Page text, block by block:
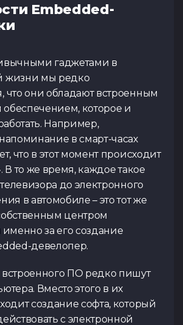
Embedded-
гаджетами в
жизни мы редко
что они обладают встроенным
которое и
Например,
в смарт-часах
что в этот момент происходит
В то же время, каждое такое
телевизора до электронного
в автомобиле – это тот же
центром
за его создание
девелопер.
встроенного ПО редко пишут
Вместо этого в их
создание софта, который
с электронной